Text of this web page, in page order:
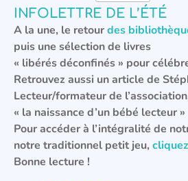
INFOLETTRE DE L’ÉTÉ
A la une, le retourdes
puis une sélection de livres
« libérés déconfinés » pour
Retrouvez aussi un article de
Lecteur/formateur de
« la naissance d’un bébé lecteur »
Pour accéder à l’intégralité de
notre traditionnel petit jeu,
Bonne lecture !